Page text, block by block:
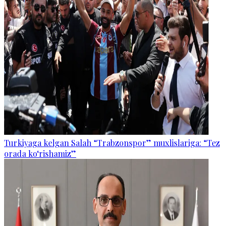
Turkiyaga kelgan Salah “Trabzonspor” muxlislariga: “Tez
orada ko‘rishamiz”